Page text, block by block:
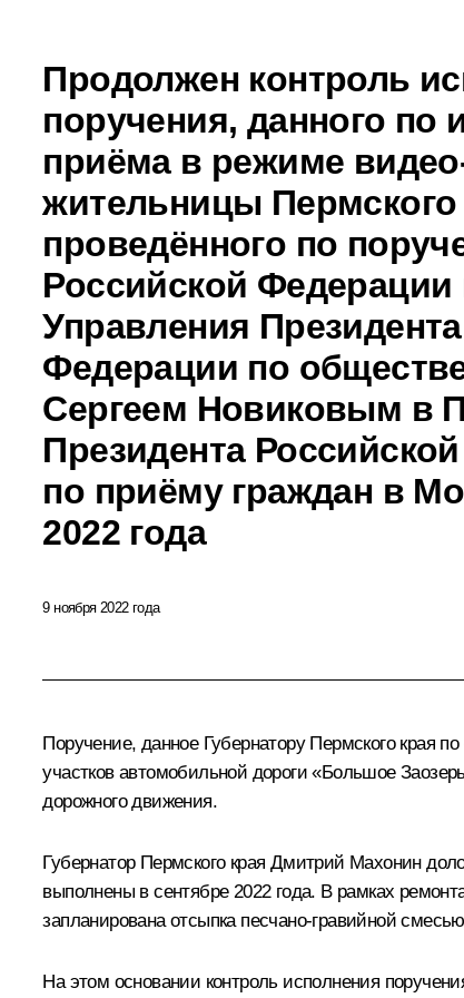
Продолжен контроль
поручения, данного по
приёма в режиме
жительницы Пермского
проведённого по
Российской Федерации
Управления
Федерации по
Сергеем Новиковым в
Президента
по приёму граждан в
2022 года
9 ноября 2022 года
Поручение, данное Губернатору Пермского края
участков автомобильной дороги «Большое
дорожного движения.
Губернатор Пермского края Дмитрий Махонин
выполнены в сентябре 2022 года. В рамках
запланирована отсыпка песчано-гравийной
На этом основании контроль исполнения